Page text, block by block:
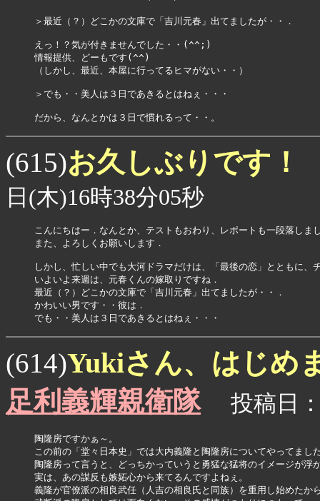
＞最近（？）どこかの文庫で「吉川元春」出てましたが・・．
えっ！？気が付きませんでした・・(^^;)
情報提供、どーもです(^^)
（しかし、最近、本屋に行ってるヒマがない・・）
＞でも・・美人は３日であきるとはねぇ・・・
(615)お久しぶりです！
日(木)16時38分05秒
こんにちはー．なんとか、テストもおわり、レポートも一段落しま
また、よろしくお願いします．
しかし、忙しい中でも大河ドラマだけは、「最後の恋」とともに、
いよいよ来週は、元春くんの嫁取りですね．
最近（？）どこかの文庫で「吉川元春」出てましたが・・．
かわいい男です・・彼は．
(614)Yukiさん、はじめ
足利義輝親衛隊 投稿日：
陶隆房ですかぁ～。
この前の「堂々日本史」では大内義隆と陶隆房についてやってまし
陶隆房って言うと、どっちかっていうと勇猛な猛将のイメージが浮
実は、あの謀反も嫉妬心から来てるんですよねぇ。
義隆が官僚派の相良武任（人吉の相良氏と同族）を重用し始めたか